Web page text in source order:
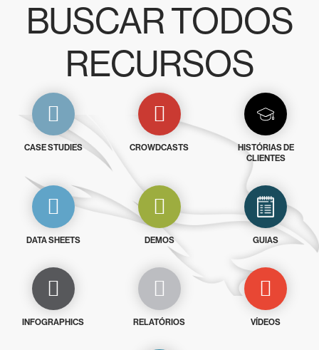
BUSCAR TODOS
RECURSOS
CASE STUDIES CROWDCASTS
HISTÓRIAS DE
CLIENTES
DATA SHEETS DEMOS GUIAS
INFOGRAPHICS RELATÓRIOS VÍDEOS